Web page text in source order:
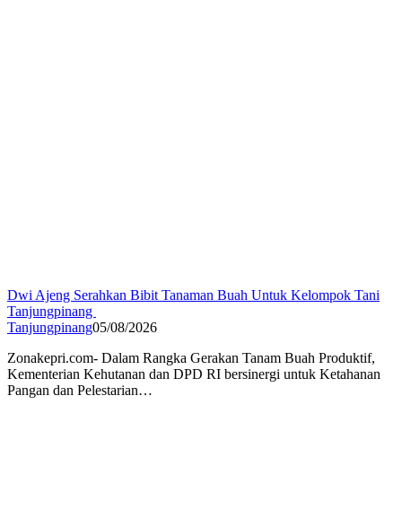
Dwi Ajeng Serahkan Bibit Tanaman Buah Untuk Kelompok Tani
Tanjungpinang
Tanjungpinang05/08/2026
Zonakepri.com- Dalam Rangka Gerakan Tanam Buah Produktif,
Kementerian Kehutanan dan DPD RI bersinergi untuk Ketahanan
Pangan dan Pelestarian…